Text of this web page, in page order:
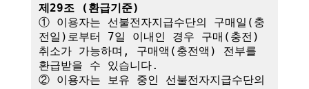
제29조 (환급기준)
① 이용자는 선불전자지급수단의 구매일(충
전일)로부터 7일 이내인 경우 구매(충전)
취소가 가능하며, 구매액(충전액) 전부를
환급받을 수 있습니다.
② 이용자는 보유 중인 선불전자지급수단의